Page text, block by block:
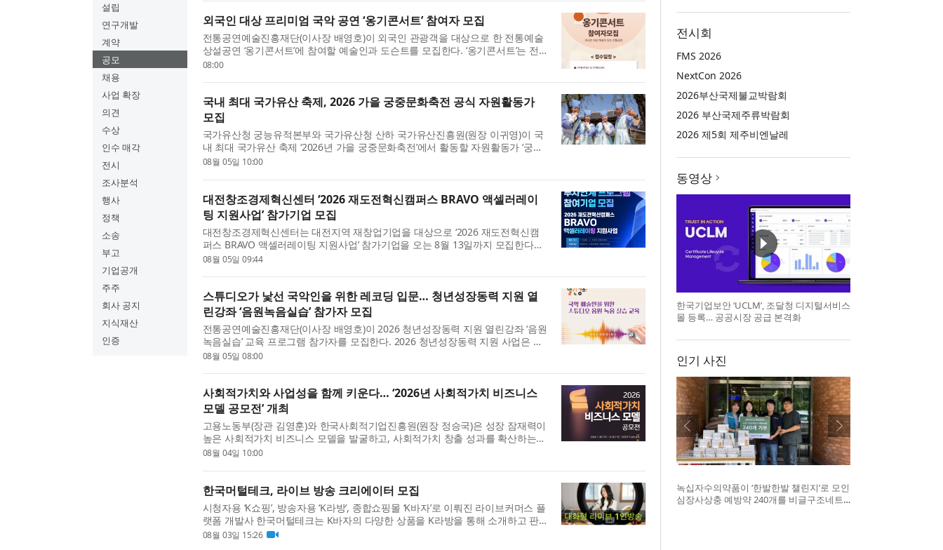
설립
연구개발
계약
공모
채용
사업 확장
의견
수상
인수 매각
전시
조사분석
행사
정책
소송
부고
기업공개
주주
회사 공지
지식재산
인증
외국인 대상 프리미엄 국악 공연 ‘옹기콘서트’ 참여자 모집
전통공연예술진흥재단(이사장 배영호)이 외국인 관광객을 대상으로 한 전통예술
상설공연 ‘옹기콘서트’에 참여할 예술인과 도슨트를 모집한다. ‘옹기콘서트’는 전
통공연창작마루 광무대에서 열리는 외국인 대상 해설이 있는 국악 공연으로, 조
08:00
국내 최대 국가유산 축제, 2026 가을 궁중문화축전 공식 자원활동가
모집
국가유산청 궁능유적본부와 국가유산청 산하 국가유산진흥원(원장 이귀영)이 국
내 최대 국가유산 축제 ‘2026년 가을 궁중문화축전’에서 활동할 자원활동가 ‘궁
(宮)이둥이’를 모집한다. ‘궁중문화축전’은 매년 봄과 가을, 서울의 5대 궁궐(경복궁
08월 05일 10:00
대전창조경제혁신센터 ‘2026 재도전혁신캠퍼스 BRAVO 액셀러레이
팅 지원사업’ 참가기업 모집
대전창조경제혁신센터는 대전지역 재창업기업을 대상으로 ‘2026 재도전혁신캠
퍼스 BRAVO 액셀러레이팅 지원사업’ 참가기업을 오는 8월 13일까지 모집한다고
밝혔다. 이번 사업은 대전지역 재창업기업을 발굴해 정밀진단, 비즈니스 모델
08월 05일 09:44
스튜디오가 낯선 국악인을 위한 레코딩 입문… 청년성장동력 지원 열
린강좌 ‘음원녹음실습’ 참가자 모집
전통공연예술진흥재단(이사장 배영호)이 2026 청년성장동력 지원 열린강좌 ‘음원
녹음실습’ 교육 프로그램 참가자를 모집한다. 2026 청년성장동력 지원 사업은 전
통예술 기반 예술가와 공연예술단체의 자생력 강화를 목표로 정규과정과 열린강
08월 05일 08:00
사회적가치와 사업성을 함께 키운다… ‘2026년 사회적가치 비즈니스
모델 공모전’ 개최
고용노동부(장관 김영훈)와 한국사회적기업진흥원(원장 정승국)은 성장 잠재력이
높은 사회적가치 비즈니스 모델을 발굴하고, 사회적가치 창출 성과를 확산하는
한편 사회연대경제기업의 시장 경쟁력 강화를 지원하기 위해 ‘2026년 사회적가치
08월 04일 10:00
한국머털테크, 라이브 방송 크리에이터 모집
시청자용 ‘K쇼핑’, 방송자용 ‘K라방’, 종합쇼핑몰 ‘K바자’로 이뤄진 라이브커머스 플
랫폼 개발사 한국머털테크는 K바자의 다양한 상품을 K라방을 통해 소개하고 판
매할 라이브 방송 크리에이터를 모집한다. 이번 모집은 단순히 방송 진행자를 찾
08월 03일 15:26
전시회
FMS 2026
NextCon 2026
2026부산국제불교박람회
2026 부산국제주류박람회
2026 제5회 제주비엔날레
동영상
한국기업보안 ‘UCLM’, 조달청 디지털서비스
몰 등록… 공공시장 공급 본격화
인기 사진
녹십자수의약품이 ‘한발한발 챌린지’로 모인
심장사상충 예방약 240개를 비글구조네트